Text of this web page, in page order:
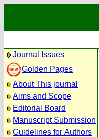
Journal Issues
Golden Pages
About This journal
Aims and Scope
Editorial Board
Manuscript Submission
Guidelines for Authors